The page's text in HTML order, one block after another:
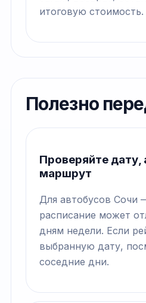
итоговую стоимость.
Полезно
Проверяйте дату,
маршрут
Для автобусов Сочи
расписание может
дням недели. Если
выбранную дату,
соседние дни.